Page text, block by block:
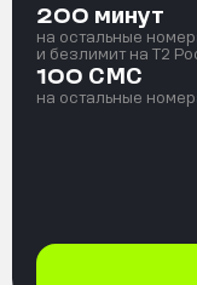
200 минут
на остальные
и безлимит на T2
100 СМС
на остальные